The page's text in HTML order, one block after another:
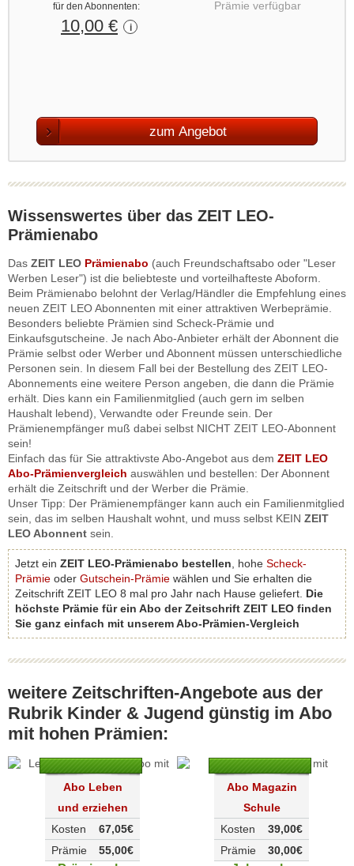
für den Abonnenten:
10,00 € i
Prämie verfügbar
zum Angebot
Wissenswertes über das ZEIT LEO-
Prämienabo
Das ZEIT LEO Prämienabo (auch Freundschaftsabo oder "Leser
Werben Leser") ist die beliebteste und vorteilhafteste Aboform.
Beim Prämienabo belohnt der Verlag/Händler die Empfehlung eines
neuen ZEIT LEO Abonnenten mit einer attraktiven Werbeprämie.
Besonders beliebte Prämien sind Scheck-Prämie und
Einkaufsgutscheine. Je nach Abo-Anbieter erhält der Abonnent die
Prämie selbst oder Werber und Abonnent müssen unterschiedliche
Personen sein. In diesem Fall bei der Bestellung des ZEIT LEO-
Abonnements eine weitere Person angeben, die dann die Prämie
erhält. Dies kann ein Familienmitglied (auch gern im selben
Haushalt lebend), Verwandte oder Freunde sein. Der
Prämienempfänger muß dabei selbst NICHT ZEIT LEO-Abonnent
sein!
Einfach das für Sie attraktivste Abo-Angebot aus dem ZEIT LEO
Abo-Prämienvergleich auswählen und bestellen: Der Abonnent
erhält die Zeitschrift und der Werber die Prämie.
Unser Tipp: Der Prämienempfänger kann auch ein Familienmitglied
sein, das im selben Haushalt wohnt, und muss selbst KEIN ZEIT
LEO Abonnent sein.
Jetzt ein ZEIT LEO-Prämienabo bestellen , hohe Scheck-
Prämie oder Gutschein-Prämie wählen und Sie erhalten die
Zeitschrift ZEIT LEO 8 mal pro Jahr nach Hause geliefert. Die
höchste Prämie für ein Abo der Zeitschrift ZEIT LEO finden
Sie ganz einfach mit unserem Abo-Prämien-Vergleich
weitere Zeitschriften-Angebote aus der
Rubrik Kinder & Jugend günstig im Abo
mit hohen Prämien:
Abo Leben
und erziehen
67,05€
Kosten
55,00€
Prämie
Abo Magazin
Schule
39,00€
Kosten
30,00€
Prämie